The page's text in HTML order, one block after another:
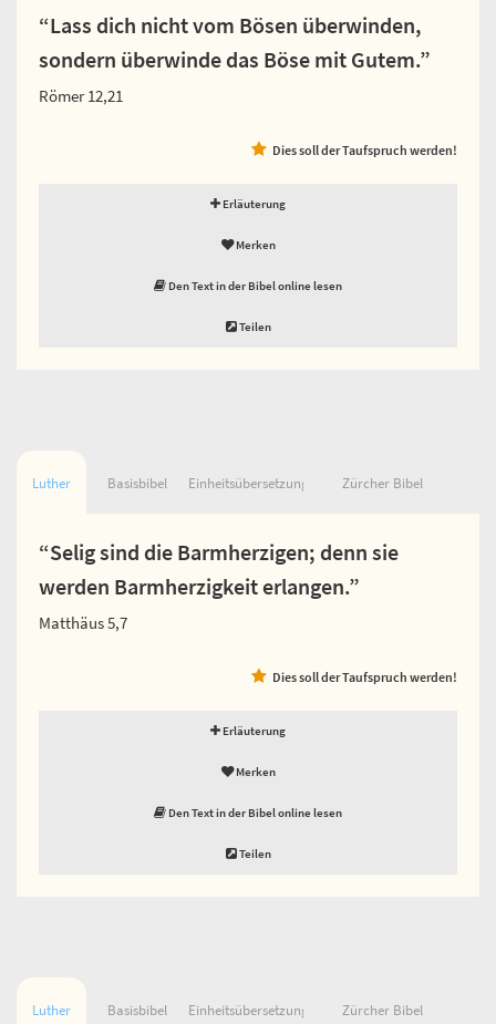
“Lass dich nicht vom Bösen überwinden,
sondern überwinde das Böse mit Gutem.”
Römer 12,21
Dies soll der Taufspruch werden!
Erläuterung
Merken
Den Text in der Bibel online lesen
Teilen
Luther Basisbibel Einheitsübersetzung Zürcher Bibel
“Selig sind die Barmherzigen; denn sie
werden Barmherzigkeit erlangen.”
Matthäus 5,7
Dies soll der Taufspruch werden!
Erläuterung
Merken
Den Text in der Bibel online lesen
Teilen
Luther Basisbibel Einheitsübersetzung Zürcher Bibel